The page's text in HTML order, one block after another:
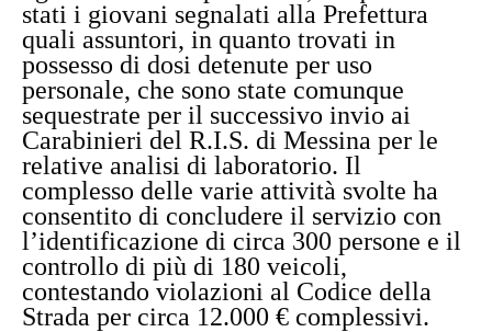
stati i giovani segnalati alla Prefettura
quali assuntori, in quanto trovati in
possesso di dosi detenute per uso
personale, che sono state comunque
sequestrate per il successivo invio ai
Carabinieri del R.I.S. di Messina per le
relative analisi di laboratorio. Il
complesso delle varie attività svolte ha
consentito di concludere il servizio con
l’identificazione di circa 300 persone e il
controllo di più di 180 veicoli,
contestando violazioni al Codice della
Strada per circa 12.000 € complessivi.